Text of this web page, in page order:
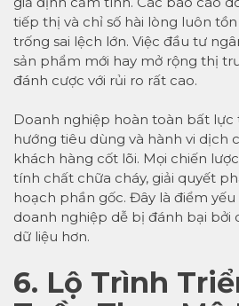
tiếp thị và chỉ số hài lòng luôn
trống sai lệch lớn. Việc đầu tư
sản phẩm mới hay mở rộng thị
đánh cược với rủi ro rất cao.
Doanh nghiệp hoàn toàn bất lực
hướng tiêu dùng và hành vi dịch
khách hàng cốt lõi. Mọi chiến
tính chất chữa cháy, giải quyết
hoạch phần gốc. Đây là điểm
doanh nghiệp dễ bị đánh bại bởi
dữ liệu hơn.
6. Lộ Trình